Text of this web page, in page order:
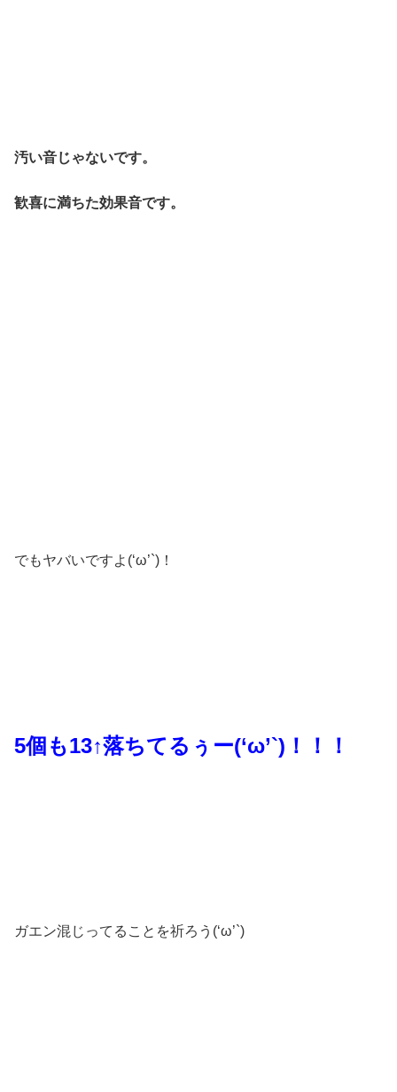
汚い音じゃないです。
歓喜に満ちた効果音です。
でもヤバいですよ(‘ω’`)！
5個も13↑落ちてるぅー(‘ω’`)！！！
ガエン混じってることを祈ろう(‘ω’`)